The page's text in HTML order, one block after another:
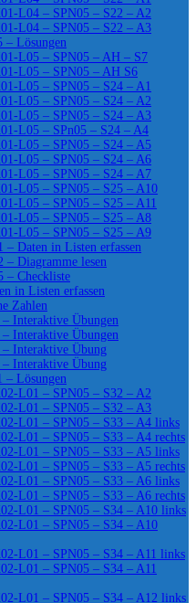
L04 – SPN05 – S22 – A2
L04 – SPN05 – S22 – A3
– Lösungen
L05 – SPN05 – AH – S7
L05 – SPN05 – AH S6
L05 – SPN05 – S24 – A1
L05 – SPN05 – S24 – A2
L05 – SPN05 – S24 – A3
L05 – SPn05 – S24 – A4
L05 – SPN05 – S24 – A5
L05 – SPN05 – S24 – A6
L05 – SPN05 – S24 – A7
L05 – SPN05 – S25 – A10
L05 – SPN05 – S25 – A11
L05 – SPN05 – S25 – A8
L05 – SPN05 – S25 – A9
– Daten in Listen erfassen
– Diagramme lesen
– Checkliste
in Listen erfassen
Zahlen
Interaktive Übungen
Interaktive Übungen
Interaktive Übung
Interaktive Übung
– Lösungen
L01 – SPN05 – S32 – A2
L01 – SPN05 – S32 – A3
L01 – SPN05 – S33 – A4 links
L01 – SPN05 – S33 – A4 rechts
L01 – SPN05 – S33 – A5 links
L01 – SPN05 – S33 – A5 rechts
L01 – SPN05 – S33 – A6 links
L01 – SPN05 – S33 – A6 rechts
L01 – SPN05 – S34 – A10 links
L01 – SPN05 – S34 – A10
L01 – SPN05 – S34 – A11 links
L01 – SPN05 – S34 – A11
L01 – SPN05 – S34 – A12 links